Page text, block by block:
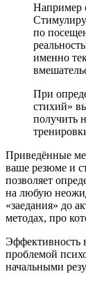
Например
по
именно
При
стихий»
получить
Приведённые
ваше резюме и
позволяет
на любую
«заедания» до
методах, про
Эффективность
проблемой
начальными